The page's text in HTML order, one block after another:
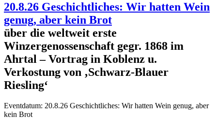
20.8.26 Geschichtliches: Wir hatten Wein
genug, aber kein Brot
über die weltweit erste
Winzergenossenschaft gegr. 1868 im
Ahrtal – Vortrag in Koblenz u.
Verkostung von ‚Schwarz-Blauer
Riesling‘
Eventdatum: 20.8.26 Geschichtliches: Wir hatten Wein genug, aber
kein Brot